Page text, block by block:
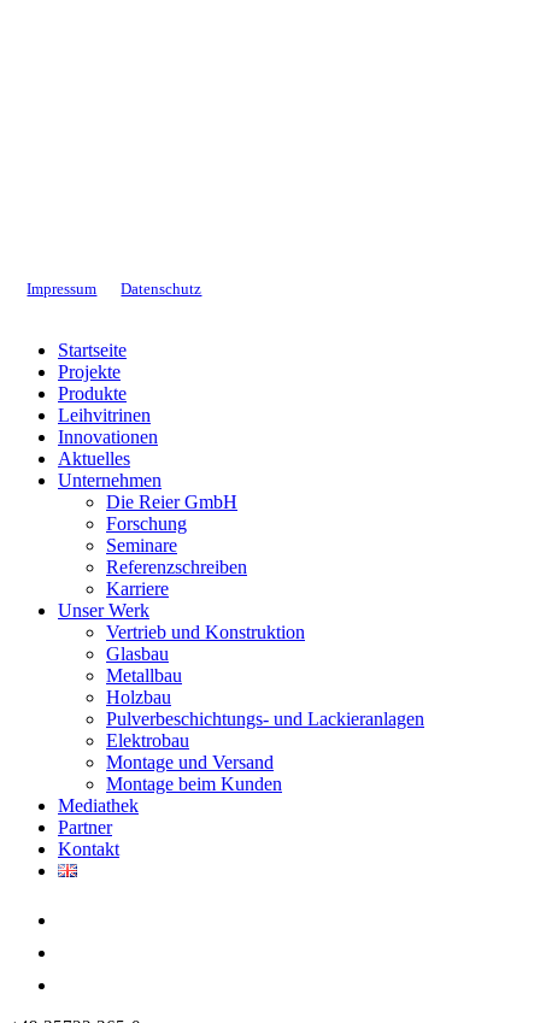
Impressum Datenschutz
Close
Menu
Startseite
Projekte
Produkte
Leihvitrinen
Innovationen
Aktuelles
Unternehmen
Die Reier GmbH
Forschung
Seminare
Referenzschreiben
Karriere
Unser Werk
Vertrieb und Konstruktion
Glasbau
Metallbau
Holzbau
Pulverbeschichtungs- und Lackieranlagen
Elektrobau
Montage und Versand
Montage beim Kunden
Mediathek
Partner
Kontakt